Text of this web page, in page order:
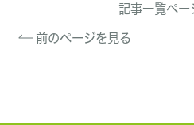
記事一覧ペー
前のページを見る